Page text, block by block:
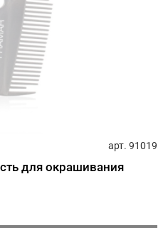
арт. 91019
для окрашивания